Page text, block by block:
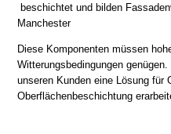
beschichtet und bilden
Manchester
Diese Komponenten müssen
Witterungsbedingungen
unseren Kunden eine Lösung für
Oberflächenbeschichtung